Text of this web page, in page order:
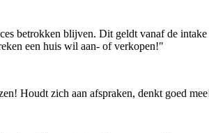
betrokken blijven. Dit geldt vanaf de
een huis wil aan- of verkopen!"
Houdt zich aan afspraken, denkt goed